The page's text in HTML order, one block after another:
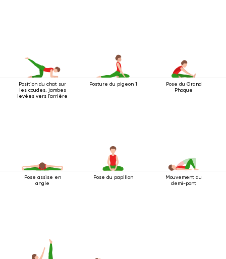
Position du chat sur
les coudes, jambes
levées vers l'arrière
Posture du pigeon 1
Pose du Grand
Phoque
Pose assise en
angle
Pose du papillon
Mouvement du
demi-pont